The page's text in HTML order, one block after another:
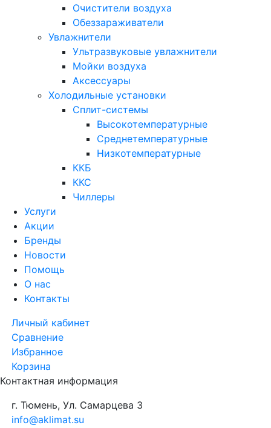
Очистители воздуха
Обеззараживатели
Увлажнители
Ультразвуковые увлажнители
Мойки воздуха
Аксессуары
Холодильные установки
Сплит-системы
Высокотемпературные
Среднетемпературные
Низкотемпературные
ККБ
ККС
Чиллеры
Услуги
Акции
Бренды
Новости
Помощь
О нас
Контакты
Личный кабинет
Сравнение
Избранное
Корзина
Контактная информация
г. Тюмень, Ул. Самарцева 3
info@aklimat.su